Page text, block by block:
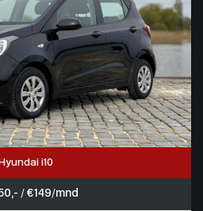
Hyundai i10
/ € 149/mnd